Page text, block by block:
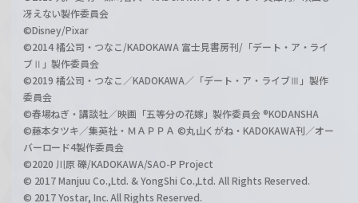
冴えない製作委員会
©Disney/Pixar
©2014 橘公司・つなこ/KADOKAWA 富士見書房刊/「デート・ア・ライ
ブⅡ」製作委員会
©2019 橘公司・つなこ／KADOKAWA／「デート・ア・ライブⅢ」製作
委員会
©春場ねぎ・講談社／映画「五等分の花嫁」製作委員会 ®KODANSHA
©藤本タツキ／集英社・ＭＡＰＰＡ ©丸山くがね・KADOKAWA刊／オー
バーロード4製作委員会
©2020 川原 礫/KADOKAWA/SAO-P Project
© 2017 Manjuu Co.,Ltd. & YongShi Co.,Ltd. All Rights Reserved.
© 2017 Yostar, Inc. All Rights Reserved.